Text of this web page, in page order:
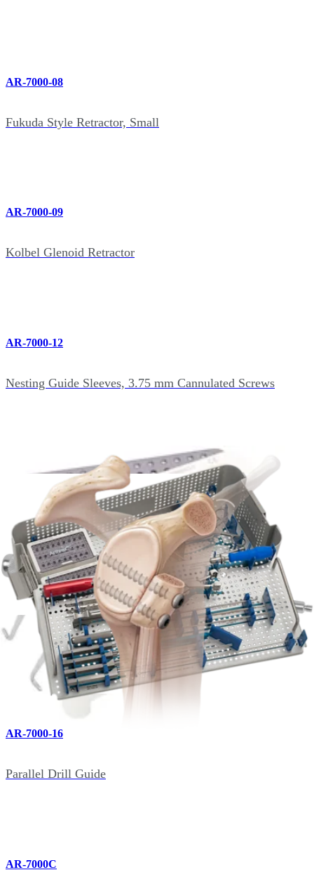
AR-7000-08
Fukuda Style Retractor, Small
AR-7000-09
Kolbel Glenoid Retractor
AR-7000-12
Nesting Guide Sleeves, 3.75 mm Cannulated Screws
AR-7000-13
Cannulated Hex Driver, 2.5 mm x 7" Long
AR-7000-14
Drill, 2.75 mm, .066 Cannulation
AR-7000-16
Parallel Drill Guide
AR-7000C